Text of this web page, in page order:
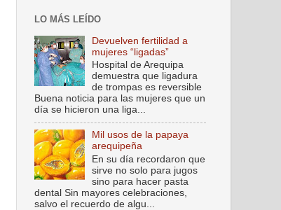
LO MÁS LEÍDO
Devuelven fertilidad a
mujeres “ligadas”
Hospital de Arequipa
demuestra que ligadura
de trompas es reversible
Buena noticia para las mujeres que un
día se hicieron una liga...
Mil usos de la papaya
arequipeña
En su día recordaron que
sirve no solo para jugos
sino para hacer pasta
dental Sin mayores celebraciones,
salvo el recuerdo de algu...